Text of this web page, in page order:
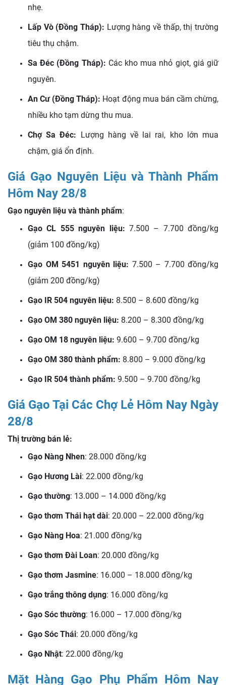
nhẹ.
Lấp Vò (Đồng Tháp): Lượng hàng về thấp, thị trường
tiêu thụ chậm.
Sa Đéc (Đồng Tháp): Các kho mua nhỏ giọt, giá giữ
nguyên.
An Cư (Đồng Tháp): Hoạt động mua bán cầm chừng,
nhiều kho tạm dừng thu mua.
Chợ Sa Đéc: Lượng hàng về lai rai, kho lớn mua
chậm, giá ổn định.
Giá Gạo Nguyên Liệu và Thành Phẩm
Hôm Nay 28/8
Gạo nguyên liệu và thành phẩm:
Gạo CL 555 nguyên liệu: 7.500 – 7.700 đồng/kg
(giảm 100 đồng/kg)
Gạo OM 5451 nguyên liệu: 7.500 – 7.700 đồng/kg
(giảm 200 đồng/kg)
Gạo IR 504 nguyên liệu: 8.500 – 8.600 đồng/kg
Gạo OM 380 nguyên liệu: 8.200 – 8.300 đồng/kg
Gạo OM 18 nguyên liệu: 9.600 – 9.700 đồng/kg
Gạo OM 380 thành phẩm: 8.800 – 9.000 đồng/kg
Gạo IR 504 thành phẩm: 9.500 – 9.700 đồng/kg
Giá Gạo Tại Các Chợ Lẻ Hôm Nay Ngày
28/8
Thị trường bán lẻ:
Gạo Nàng Nhen: 28.000 đồng/kg
Gạo Hương Lài: 22.000 đồng/kg
Gạo thường: 13.000 – 14.000 đồng/kg
Gạo thơm Thái hạt dài: 20.000 – 22.000 đồng/kg
Gạo Nàng Hoa: 21.000 đồng/kg
Gạo thơm Đài Loan: 20.000 đồng/kg
Gạo thơm Jasmine: 16.000 – 18.000 đồng/kg
Gạo trắng thông dụng: 16.000 đồng/kg
Gạo Sóc thường: 16.000 – 17.000 đồng/kg
Gạo Sóc Thái: 20.000 đồng/kg
Gạo Nhật: 22.000 đồng/kg
Mặt Hàng Gạo Phụ Phẩm Hôm Nay